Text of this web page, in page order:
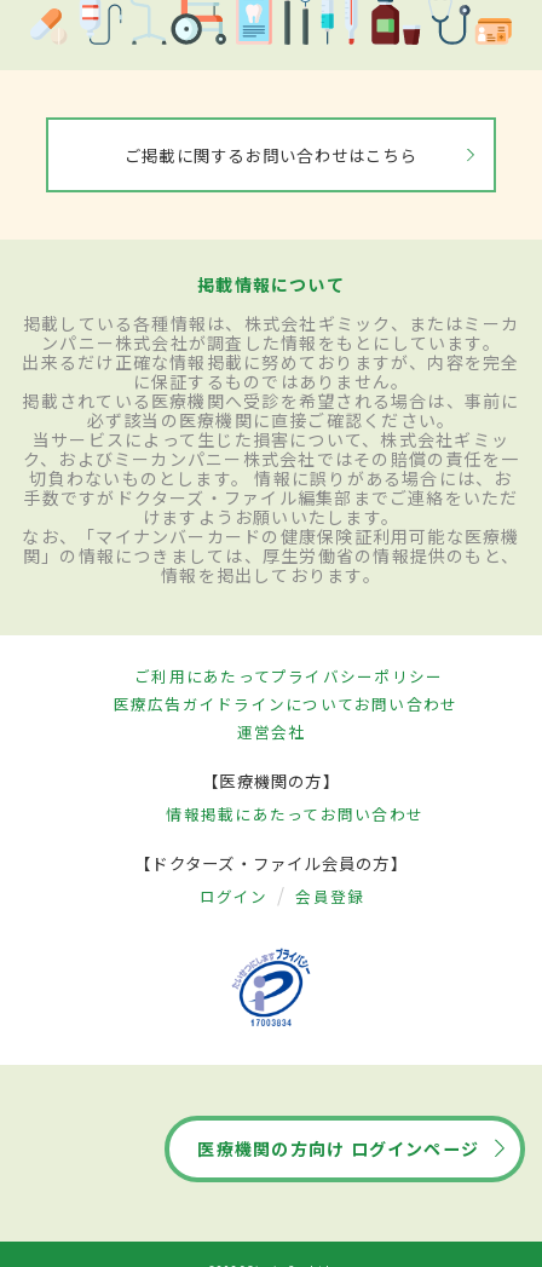
ご掲載に関するお問い合わせはこちら
掲載情報について
掲載している各種情報は、株式会社ギミック、またはミーカ
ンパニー株式会社が調査した情報をもとにしています。
出来るだけ正確な情報掲載に努めておりますが、内容を完全
に保証するものではありません。
掲載されている医療機関へ受診を希望される場合は、事前に
必ず該当の医療機関に直接ご確認ください。
当サービスによって生じた損害について、株式会社ギミッ
ク、およびミーカンパニー株式会社ではその賠償の責任を一
切負わないものとします。 情報に誤りがある場合には、お
手数ですがドクターズ・ファイル編集部までご連絡をいただ
けますようお願いいたします。
なお、「マイナンバーカードの健康保険証利用可能な医療機
関」の情報につきましては、厚生労働省の情報提供のもと、
情報を掲出しております。
ご利用にあたってプライバシーポリシー
医療広告ガイドラインについてお問い合わせ
運営会社
【医療機関の方】
情報掲載にあたって お問い合わせ
【ドクターズ・ファイル会員の方】
ログイン 会員登録
医療機関の方向け ログインページ